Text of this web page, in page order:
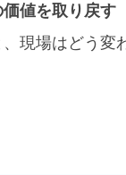
値を取り戻す
現場はどう変